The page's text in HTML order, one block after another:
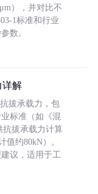
），并对比不
1标准和行业
数。
详解
拔承载力，包
标准（如《混
抗拔承载力计算
值约80kN）。
议，适用于工